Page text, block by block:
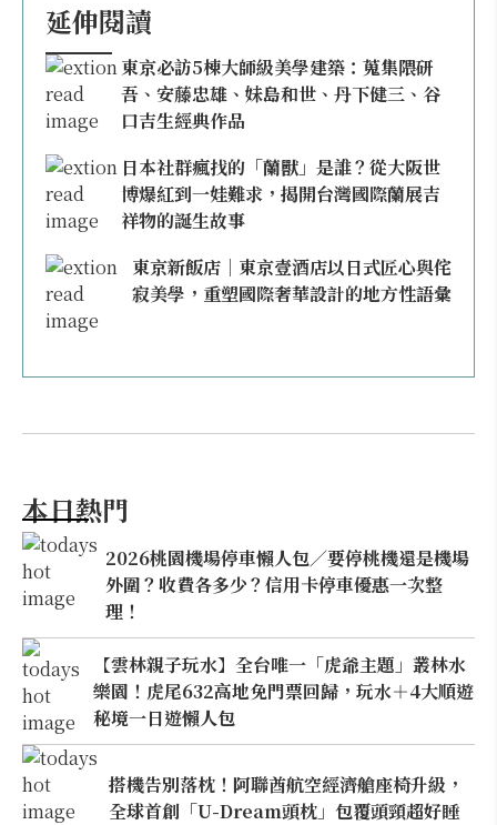
延伸閱讀
東京必訪5棟大師級美學建築：蒐集隈研
吾、安藤忠雄、妹島和世、丹下健三、谷
口吉生經典作品
日本社群瘋找的「蘭獸」是誰？從大阪世
博爆紅到一娃難求，揭開台灣國際蘭展吉
祥物的誕生故事
東京新飯店｜東京壹酒店以日式匠心與侘
寂美學，重塑國際奢華設計的地方性語彙
本日熱門
2026桃園機場停車懶人包／要停桃機還是機場
外圍？收費各多少？信用卡停車優惠一次整
理！
【雲林親子玩水】全台唯一「虎爺主題」叢林水
樂園！虎尾632高地免門票回歸，玩水＋4大順遊
秘境一日遊懶人包
搭機告別落枕！阿聯酋航空經濟艙座椅升級，
全球首創「U-Dream頭枕」包覆頭頸超好睡